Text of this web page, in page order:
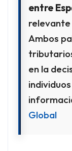
entre
Ambos
en la
Global